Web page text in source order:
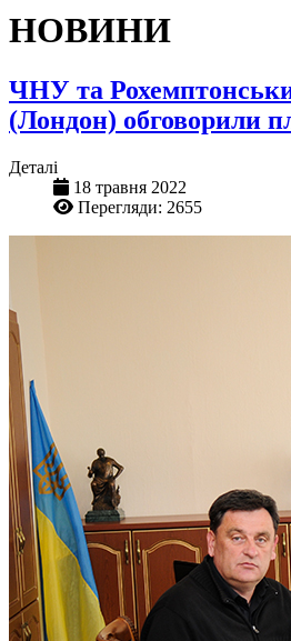
НОВИНИ
ЧНУ та
(Лондон) обговорили
Деталі
18 травня 2022
Перегляди: 2655